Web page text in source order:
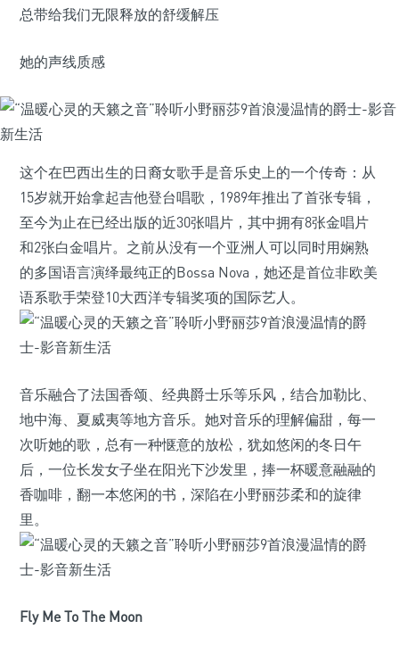
总带给我们无限释放的舒缓解压
她的声线质感
这个在巴西出生的日裔女歌手是音乐史上的一个传奇：从
15岁就开始拿起吉他登台唱歌，1989年推出了首张专辑，
至今为止在已经出版的近30张唱片，其中拥有8张金唱片
和2张白金唱片。之前从没有一个亚洲人可以同时用娴熟
的多国语言演绎最纯正的Bossa Nova，她还是首位非欧美
语系歌手荣登10大西洋专辑奖项的国际艺人。
音乐融合了法国香颂、经典爵士乐等乐风，结合加勒比、
地中海、夏威夷等地方音乐。她对音乐的理解偏甜，每一
次听她的歌，总有一种惬意的放松，犹如悠闲的冬日午
后，一位长发女子坐在阳光下沙发里，捧一杯暖意融融的
香咖啡，翻一本悠闲的书，深陷在小野丽莎柔和的旋律
里。
Fly Me To The Moon